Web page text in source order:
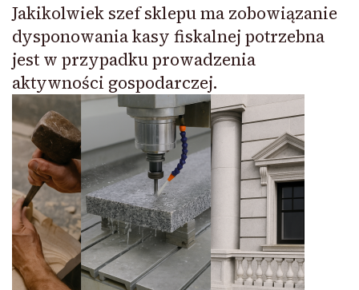
Jakikolwiek szef sklepu ma zobowiązanie
dysponowania kasy fiskalnej potrzebna
jest w przypadku prowadzenia
aktywności gospodarczej.